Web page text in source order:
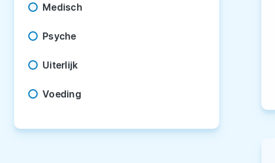
Medisch
Psyche
Uiterlijk
Voeding